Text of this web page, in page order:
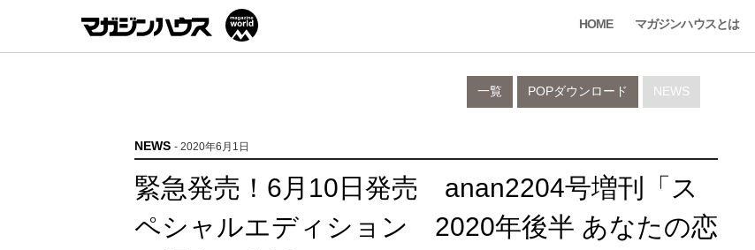
HOME マガジンハウスとは
NEWS
POPダウンロード
一覧
NEWS - 2020年6月1日
緊急発売！6月10日発売 anan2204号増刊「ス
ペシャルエディション 2020年後半 あなたの恋